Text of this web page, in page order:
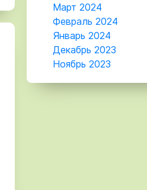
Март 2024
Февраль 2024
Январь 2024
Декабрь 2023
Ноябрь 2023